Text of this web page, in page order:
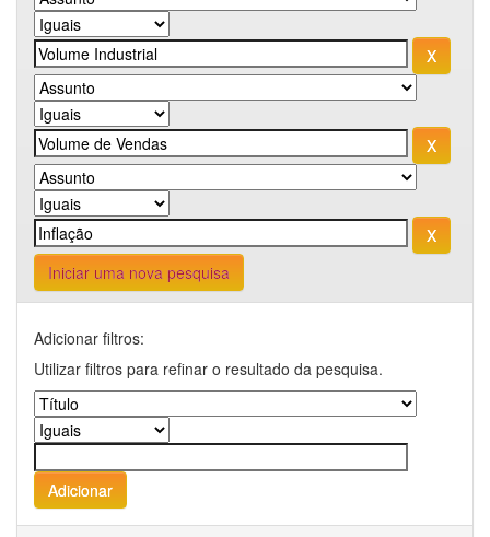
Iniciar uma nova pesquisa
Adicionar filtros:
Utilizar filtros para refinar o resultado da pesquisa.